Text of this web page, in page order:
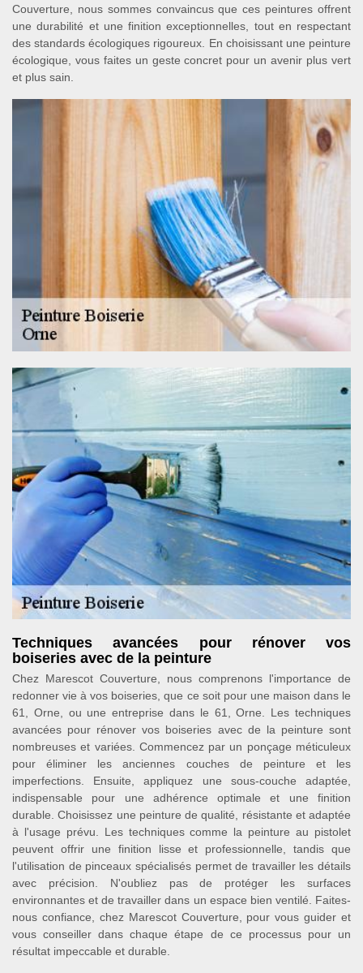
Couverture, nous sommes convaincus que ces peintures offrent
une durabilité et une finition exceptionnelles, tout en respectant
des standards écologiques rigoureux. En choisissant une peinture
écologique, vous faites un geste concret pour un avenir plus vert
et plus sain.
Techniques avancées pour rénover vos
boiseries avec de la peinture
Chez Marescot Couverture, nous comprenons l'importance de
redonner vie à vos boiseries, que ce soit pour une maison dans le
61, Orne, ou une entreprise dans le 61, Orne. Les techniques
avancées pour rénover vos boiseries avec de la peinture sont
nombreuses et variées. Commencez par un ponçage méticuleux
pour éliminer les anciennes couches de peinture et les
imperfections. Ensuite, appliquez une sous-couche adaptée,
indispensable pour une adhérence optimale et une finition
durable. Choisissez une peinture de qualité, résistante et adaptée
à l'usage prévu. Les techniques comme la peinture au pistolet
peuvent offrir une finition lisse et professionnelle, tandis que
l'utilisation de pinceaux spécialisés permet de travailler les détails
avec précision. N'oubliez pas de protéger les surfaces
environnantes et de travailler dans un espace bien ventilé. Faites-
nous confiance, chez Marescot Couverture, pour vous guider et
vous conseiller dans chaque étape de ce processus pour un
résultat impeccable et durable.